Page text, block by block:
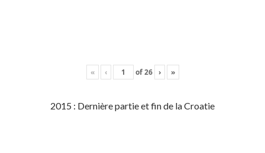
« ‹ of26 › »
2015 : Dernière partie et fin de la Croatie